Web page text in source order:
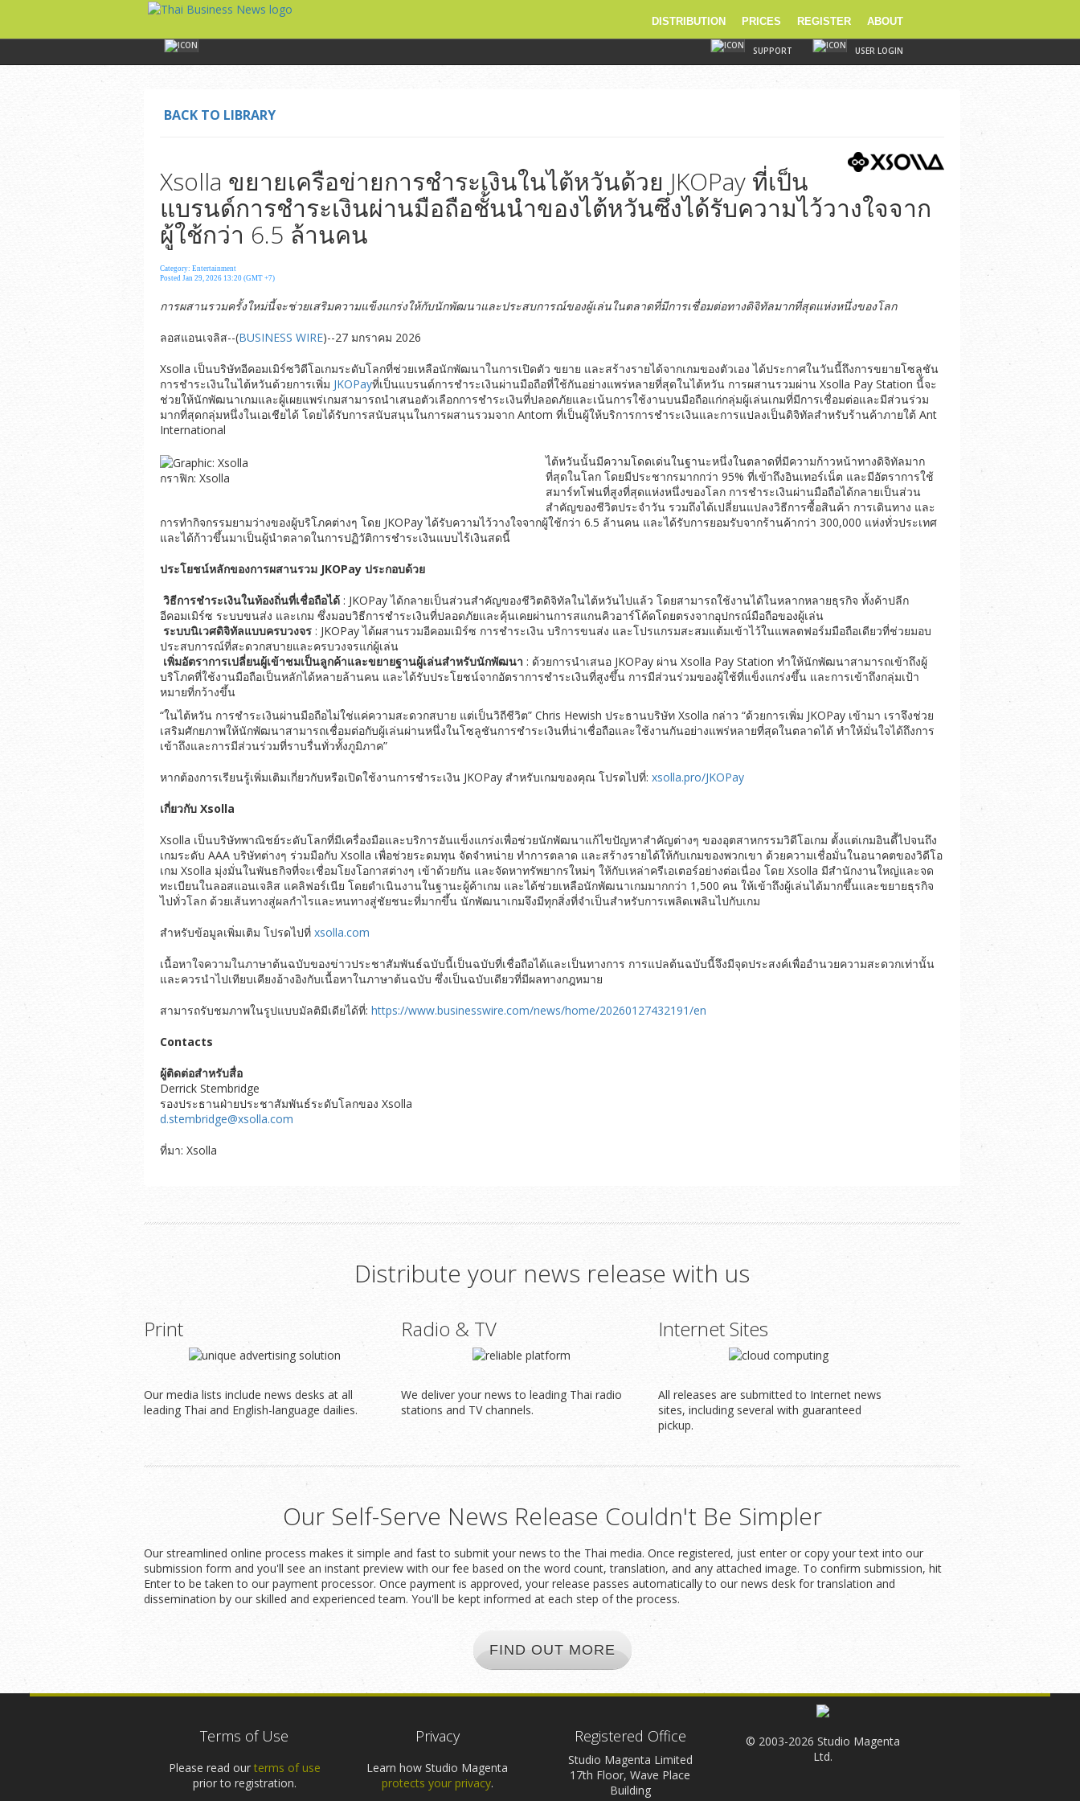
DISTRIBUTION PRICES REGISTER ABOUT
SUPPORT USER LOGIN
BACK TO LIBRARY
Xsolla ขยายเครือข่ายการชำระเงินในไต้หวันด้วย JKOPay ที่เป็น
แบรนด์การชำระเงินผ่านมือถือชั้นนำของไต้หวันซึ่งได้รับความไว้วางใจจาก
ผู้ใช้กว่า 6.5 ล้านคน
Category: Entertainment
Posted Jan 29, 2026 13:20 (GMT +7)
การผสานรวมครั้งใหม่นี้จะช่วยเสริมความแข็งแกร่งให้กับนักพัฒนาและประสบการณ์ของผู้เล่นในตลาดที่มีการเชื่อมต่อทางดิจิทัลมากที่สุดแห่งหนึ่งของโลก
ลอสแอนเจลิส--(BUSINESS WIRE)--27 มกราคม 2026
Xsolla เป็นบริษัทอีคอมเมิร์ซวิดีโอเกมระดับโลกที่ช่วยเหลือนักพัฒนาในการเปิดตัว ขยาย และสร้างรายได้จากเกมของตัวเอง ได้ประกาศในวันนี้ถึงการขยายโซลูชัน
การชำระเงินในไต้หวันด้วยการเพิ่ม JKOPayที่เป็นแบรนด์การชำระเงินผ่านมือถือที่ใช้กันอย่างแพร่หลายที่สุดในไต้หวัน การผสานรวมผ่าน Xsolla Pay Station นี้จะ
ช่วยให้นักพัฒนาเกมและผู้เผยแพร่เกมสามารถนำเสนอตัวเลือกการชำระเงินที่ปลอดภัยและเน้นการใช้งานบนมือถือแก่กลุ่มผู้เล่นเกมที่มีการเชื่อมต่อและมีส่วนร่วม
มากที่สุดกลุ่มหนึ่งในเอเชียได้ โดยได้รับการสนับสนุนในการผสานรวมจาก Antom ที่เป็นผู้ให้บริการการชำระเงินและการแปลงเป็นดิจิทัลสำหรับร้านค้าภายใต้ Ant
International
กราฟิก: Xsolla
ไต้หวันนั้นมีความโดดเด่นในฐานะหนึ่งในตลาดที่มีความก้าวหน้าทางดิจิทัลมาก
ที่สุดในโลก โดยมีประชากรมากกว่า 95% ที่เข้าถึงอินเทอร์เน็ต และมีอัตราการใช้
สมาร์ทโฟนที่สูงที่สุดแห่งหนึ่งของโลก การชำระเงินผ่านมือถือได้กลายเป็นส่วน
สำคัญของชีวิตประจำวัน รวมถึงได้เปลี่ยนแปลงวิธีการซื้อสินค้า การเดินทาง และ
การทำกิจกรรมยามว่างของผู้บริโภคต่างๆ โดย JKOPay ได้รับความไว้วางใจจากผู้ใช้กว่า 6.5 ล้านคน และได้รับการยอมรับจากร้านค้ากว่า 300,000 แห่งทั่วประเทศ
และได้ก้าวขึ้นมาเป็นผู้นำตลาดในการปฏิวัติการชำระเงินแบบไร้เงินสดนี้
ประโยชน์หลักของการผสานรวม JKOPay ประกอบด้วย
วิธีการชำระเงินในท้องถิ่นที่เชื่อถือได้ : JKOPay ได้กลายเป็นส่วนสำคัญของชีวิตดิจิทัลในไต้หวันไปแล้ว โดยสามารถใช้งานได้ในหลากหลายธุรกิจ ทั้งค้าปลีก
อีคอมเมิร์ซ ระบบขนส่ง และเกม ซึ่งมอบวิธีการชำระเงินที่ปลอดภัยและคุ้นเคยผ่านการสแกนคิวอาร์โค้ดโดยตรงจากอุปกรณ์มือถือของผู้เล่น
ระบบนิเวศดิจิทัลแบบครบวงจร : JKOPay ได้ผสานรวมอีคอมเมิร์ซ การชำระเงิน บริการขนส่ง และโปรแกรมสะสมแต้มเข้าไว้ในแพลตฟอร์มมือถือเดียวที่ช่วยมอบ
ประสบการณ์ที่สะดวกสบายและครบวงจรแก่ผู้เล่น
เพิ่มอัตราการเปลี่ยนผู้เข้าชมเป็นลูกค้าและขยายฐานผู้เล่นสำหรับนักพัฒนา : ด้วยการนำเสนอ JKOPay ผ่าน Xsolla Pay Station ทำให้นักพัฒนาสามารถเข้าถึงผู้
บริโภคที่ใช้งานมือถือเป็นหลักได้หลายล้านคน และได้รับประโยชน์จากอัตราการชำระเงินที่สูงขึ้น การมีส่วนร่วมของผู้ใช้ที่แข็งแกร่งขึ้น และการเข้าถึงกลุ่มเป้า
หมายที่กว้างขึ้น
“ในไต้หวัน การชำระเงินผ่านมือถือไม่ใช่แค่ความสะดวกสบาย แต่เป็นวิถีชีวิต” Chris Hewish ประธานบริษัท Xsolla กล่าว “ด้วยการเพิ่ม JKOPay เข้ามา เราจึงช่วย
เสริมศักยภาพให้นักพัฒนาสามารถเชื่อมต่อกับผู้เล่นผ่านหนึ่งในโซลูชันการชำระเงินที่น่าเชื่อถือและใช้งานกันอย่างแพร่หลายที่สุดในตลาดได้ ทำให้มั่นใจได้ถึงการ
เข้าถึงและการมีส่วนร่วมที่ราบรื่นทั่วทั้งภูมิภาค”
หากต้องการเรียนรู้เพิ่มเติมเกี่ยวกับหรือเปิดใช้งานการชำระเงิน JKOPay สำหรับเกมของคุณ โปรดไปที่: xsolla.pro/JKOPay
เกี่ยวกับ Xsolla
Xsolla เป็นบริษัทพาณิชย์ระดับโลกที่มีเครื่องมือและบริการอันแข็งแกร่งเพื่อช่วยนักพัฒนาแก้ไขปัญหาสำคัญต่างๆ ของอุตสาหกรรมวิดีโอเกม ตั้งแต่เกมอินดี้ไปจนถึง
เกมระดับ AAA บริษัทต่างๆ ร่วมมือกับ Xsolla เพื่อช่วยระดมทุน จัดจำหน่าย ทำการตลาด และสร้างรายได้ให้กับเกมของพวกเขา ด้วยความเชื่อมั่นในอนาคตของวิดีโอ
เกม Xsolla มุ่งมั่นในพันธกิจที่จะเชื่อมโยงโอกาสต่างๆ เข้าด้วยกัน และจัดหาทรัพยากรใหม่ๆ ให้กับเหล่าครีเอเตอร์อย่างต่อเนื่อง โดย Xsolla มีสำนักงานใหญ่และจด
ทะเบียนในลอสแอนเจลิส แคลิฟอร์เนีย โดยดำเนินงานในฐานะผู้ค้าเกม และได้ช่วยเหลือนักพัฒนาเกมมากกว่า 1,500 คน ให้เข้าถึงผู้เล่นได้มากขึ้นและขยายธุรกิจ
ไปทั่วโลก ด้วยเส้นทางสู่ผลกำไรและหนทางสู่ชัยชนะที่มากขึ้น นักพัฒนาเกมจึงมีทุกสิ่งที่จำเป็นสำหรับการเพลิดเพลินไปกับเกม
สำหรับข้อมูลเพิ่มเติม โปรดไปที่ xsolla.com
เนื้อหาใจความในภาษาต้นฉบับของข่าวประชาสัมพันธ์ฉบับนี้เป็นฉบับที่เชื่อถือได้และเป็นทางการ การแปลต้นฉบับนี้จึงมีจุดประสงค์เพื่ออำนวยความสะดวกเท่านั้น
และควรนำไปเทียบเคียงอ้างอิงกับเนื้อหาในภาษาต้นฉบับ ซึ่งเป็นฉบับเดียวที่มีผลทางกฎหมาย
สามารถรับชมภาพในรูปแบบมัลติมีเดียได้ที่: https://www.businesswire.com/news/home/20260127432191/en
Contacts
ผู้ติดต่อสำหรับสื่อ
Derrick Stembridge
รองประธานฝ่ายประชาสัมพันธ์ระดับโลกของ Xsolla
d.stembridge@xsolla.com
ที่มา: Xsolla
Distribute your news release with us
Print
Our media lists include news desks at all
leading Thai and English-language dailies.
Radio & TV
We deliver your news to leading Thai radio
stations and TV channels.
Internet Sites
All releases are submitted to Internet news
sites, including several with guaranteed
pickup.
Our Self-Serve News Release Couldn't Be Simpler
Our streamlined online process makes it simple and fast to submit your news to the Thai media. Once registered, just enter or copy your text into our
submission form and you'll see an instant preview with our fee based on the word count, translation, and any attached image. To confirm submission, hit
Enter to be taken to our payment processor. Once payment is approved, your release passes automatically to our news desk for translation and
dissemination by our skilled and experienced team. You'll be kept informed at each step of the process.
FIND OUT MORE
Terms of Use
Please read our terms of use
prior to registration.
Privacy
Learn how Studio Magenta
protects your privacy.
Registered Office
Studio Magenta Limited
17th Floor, Wave Place
Building
© 2003-2026 Studio Magenta
Ltd.